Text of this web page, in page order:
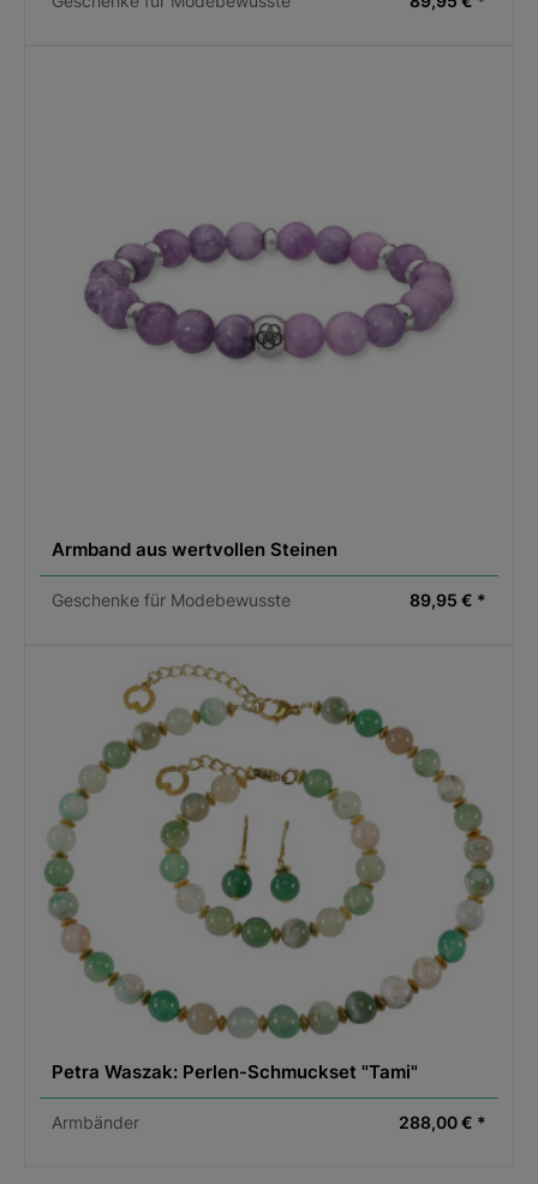
Armband aus wertvollen Steinen
Geschenke für Modebewusste 89,95 € *
Petra Waszak: Perlen-Schmuckset "Tami"
Armbänder 288,00 € *